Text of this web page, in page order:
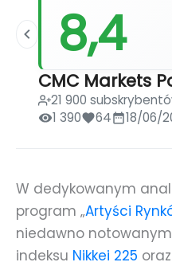
8,4
CMC Markets
21 900
1 390
64 18/06/
W dedykowanym
program „Artyści
niedawno
indeksu Nikkei 225